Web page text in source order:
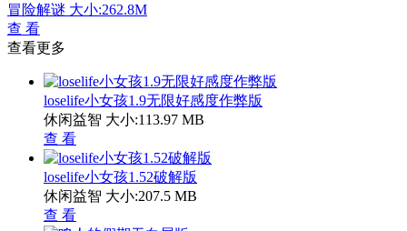
冒险解谜 大小:262.8M
查 看
查看更多
loselife小女孩1.9无限好感度作弊版
休闲益智 大小:113.97 MB
查 看
loselife小女孩1.52破解版
休闲益智 大小:207.5 MB
查 看